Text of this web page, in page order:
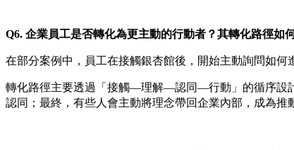
Q6. 企業員工是否轉化為更主動的行動者？其轉化路徑如
在部分案例中，員工在接觸銀杏館後，開始主動詢問如何
轉化路徑主要透過「接觸—理解—認同—行動」的循序設
認同；最終，有些人會主動將理念帶回企業內部，成為推